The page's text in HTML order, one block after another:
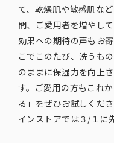
て、乾燥肌や敏感肌な
間、ご愛用者を増やし
効果への期待の声もお
こでこのたび、洗うも
のままに保湿力を向上
す。ご愛用の方もこれ
る」をぜひお試しくだ
インストアでは３/１に